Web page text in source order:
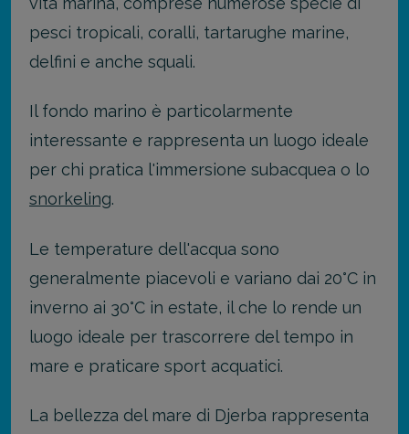
pesci tropicali, coralli, tartarughe marine,
delfini e anche squali.
Il fondo marino è particolarmente
interessante e rappresenta un luogo ideale
per chi pratica l'immersione subacquea o lo
snorkeling.
Le temperature dell'acqua sono
generalmente piacevoli e variano dai 20°C in
inverno ai 30°C in estate, il che lo rende un
luogo ideale per trascorrere del tempo in
mare e praticare sport acquatici.
La bellezza del mare di Djerba rappresenta